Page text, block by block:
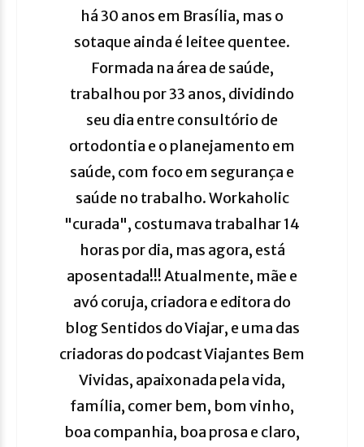
há 30 anos em Brasília, mas o
sotaque ainda é leitee quentee.
Formada na área de saúde,
trabalhou por 33 anos, dividindo
seu dia entre consultório de
ortodontia e o planejamento em
saúde, com foco em segurança e
saúde no trabalho. Workaholic
"curada", costumava trabalhar 14
horas por dia, mas agora, está
aposentada!!! Atualmente, mãe e
avó coruja, criadora e editora do
blog Sentidos do Viajar, e uma das
criadoras do podcast Viajantes Bem
Vividas, apaixonada pela vida,
família, comer bem, bom vinho,
boa companhia, boa prosa e claro,